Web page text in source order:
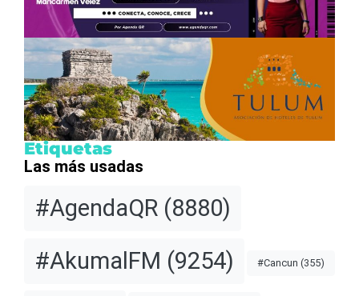
Etiquetas
Las más usadas
#AgendaQR (8880)
#AkumalFM (9254) #Cancun (355)